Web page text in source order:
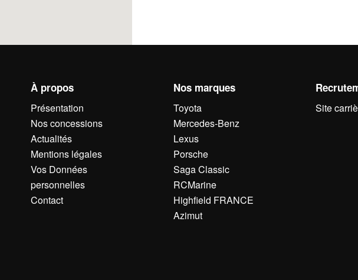
À propos
Présentation
Nos concessions
Actualités
Mentions légales
Vos Données
personnelles
Contact
Nos marques
Toyota
Mercedes-Benz
Lexus
Porsche
Saga Classic
RCMarine
Highfield FRANCE
Azimut
Site